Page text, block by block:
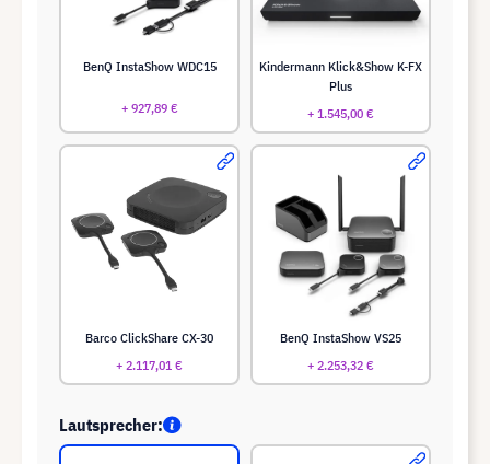
BenQ InstaShow WDC15
+ 927,89 €
Kindermann Klick&Show K-FX
Plus
+ 1.545,00 €
Barco ClickShare CX-30
+ 2.117,01 €
BenQ InstaShow VS25
+ 2.253,32 €
Lautsprecher: